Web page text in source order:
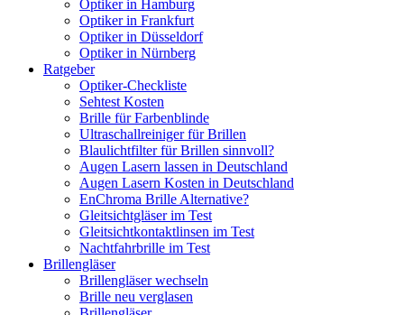
Optiker in Hamburg
Optiker in Frankfurt
Optiker in Düsseldorf
Optiker in Nürnberg
Ratgeber
Optiker-Checkliste
Sehtest Kosten
Brille für Farbenblinde
Ultraschallreiniger für Brillen
Blaulichtfilter für Brillen sinnvoll?
Augen Lasern lassen in Deutschland
Augen Lasern Kosten in Deutschland
EnChroma Brille Alternative?
Gleitsichtgläser im Test
Gleitsichtkontaktlinsen im Test
Nachtfahrbrille im Test
Brillengläser
Brillengläser wechseln
Brille neu verglasen